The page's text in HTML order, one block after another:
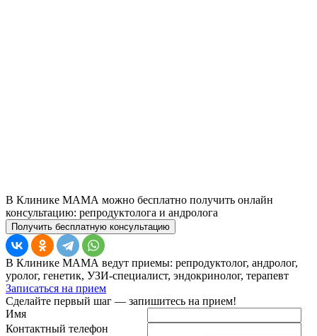
В Клинике МАМА можно бесплатно получить онлайн
консультацию: репродуктолога и андролога
Получить бесплатную консультацию
В Клинике МАМА ведут приемы: репродуктолог, андролог,
уролог, генетик, УЗИ-специалист, эндокринолог, терапевт
Записаться на прием
Сделайте первый шаг — запишитесь на прием!
Имя
Контактный телефон